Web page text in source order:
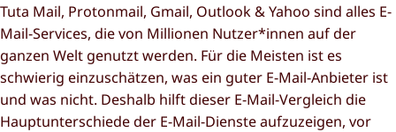
Tuta Mail, Protonmail, Gmail, Outlook & Yahoo sind alles E-
Mail-Services, die von Millionen Nutzer*innen auf der
ganzen Welt genutzt werden. Für die Meisten ist es
schwierig einzuschätzen, was ein guter E-Mail-Anbieter ist
und was nicht. Deshalb hilft dieser E-Mail-Vergleich die
Hauptunterschiede der E-Mail-Dienste aufzuzeigen, vor